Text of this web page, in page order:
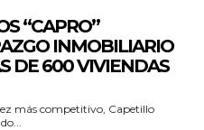
“CAPRO”
INMOBILIARIO
DE 600 VIVIENDAS
más competitivo, Capetillo